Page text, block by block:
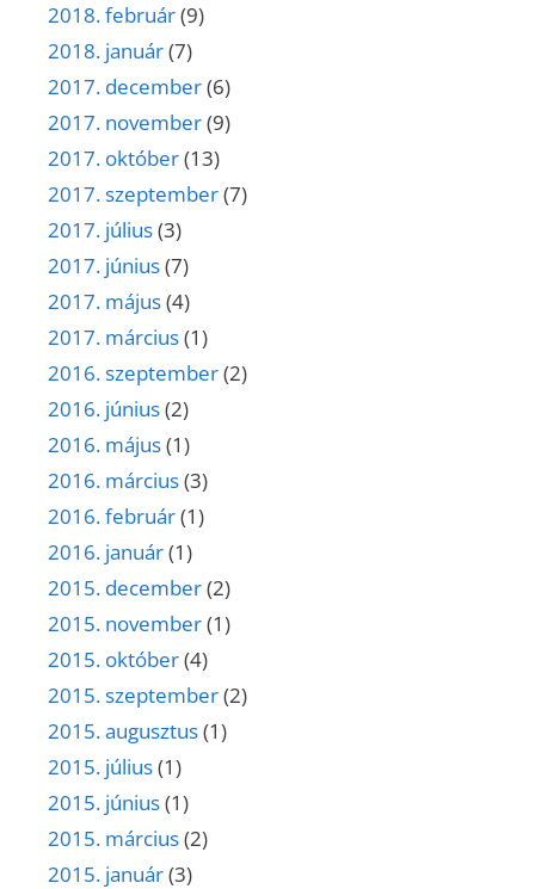
2018. február(9)
2018. január(7)
2017. december(6)
2017. november(9)
2017. október(13)
2017. szeptember(7)
2017. július(3)
2017. június(7)
2017. május(4)
2017. március(1)
2016. szeptember(2)
2016. június(2)
2016. május(1)
2016. március(3)
2016. február(1)
2016. január(1)
2015. december(2)
2015. november(1)
2015. október(4)
2015. szeptember(2)
2015. augusztus(1)
2015. július(1)
2015. június(1)
2015. március(2)
2015. január(3)